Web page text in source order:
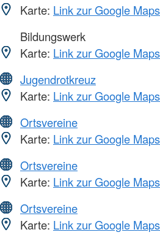
Karte: Link zur Google
Bildungswerk
Karte: Link zur Google
Jugendrotkreuz
Karte: Link zur Google
Ortsvereine
Karte: Link zur Google
Ortsvereine
Karte: Link zur Google
Ortsvereine
Karte: Link zur Google